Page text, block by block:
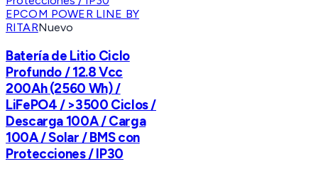
EPCOM POWER LINE BY
RITARNuevo
Batería de Litio Ciclo
Profundo / 12.8 Vcc
200Ah (2560 Wh) /
LiFePO4 / >3500 Ciclos /
Descarga 100A / Carga
100A / Solar / BMS con
Protecciones / IP30